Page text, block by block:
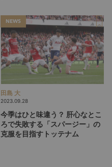
NEWS
田島 大
2023.09.28
今季はひと味違う？ 肝心なとこ
ろで失敗する「スパージー」の
克服を目指すトッテナム